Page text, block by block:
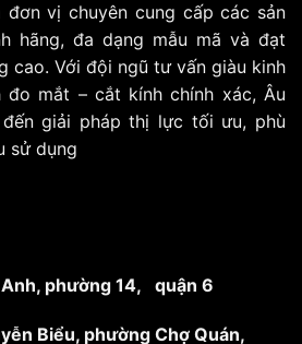
đơn vị chuyên cung cấp các sản
hãng, đa dạng mẫu mã và đạt
cao. Với đội ngũ tư vấn giàu kinh
đo mắt – cắt kính chính xác, Âu
giải pháp thị lực tối ưu, phù
sử dụng
Anh, phường 14, quận 6
Biểu, phường Chợ Quán,